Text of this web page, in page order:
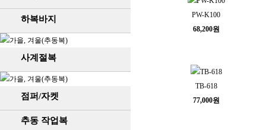
하복바지
사계절복
점퍼/자켓
추동 작업복
PW-K100
68,200원
TB-618
77,000원